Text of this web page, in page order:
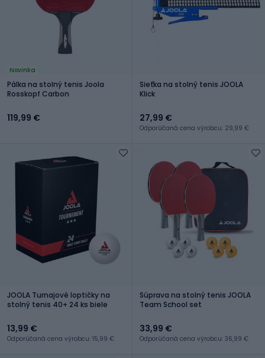
Novinka
Pálka na stolný tenis Joola
Rosskopf Carbon
119,99 €
Sieťka na stolný tenis JOOLA
Klick
27,99 €
Odporúčaná cena výrobcu: 29,99 €
JOOLA Turnajové loptičky na
stolný tenis 40+ 24 ks biele
13,99 €
Odporúčaná cena výrobcu: 15,99 €
Súprava na stolný tenis JOOLA
Team School set
33,99 €
Odporúčaná cena výrobcu: 36,99 €